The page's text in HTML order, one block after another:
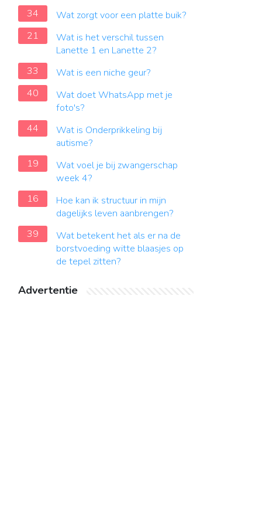
34
Wat zorgt voor een platte buik?
21
Wat is het verschil tussen
Lanette 1 en Lanette 2?
33
Wat is een niche geur?
40
Wat doet WhatsApp met je
foto's?
44
Wat is Onderprikkeling bij
autisme?
19
Wat voel je bij zwangerschap
week 4?
16
Hoe kan ik structuur in mijn
dagelijks leven aanbrengen?
39
Wat betekent het als er na de
borstvoeding witte blaasjes op
de tepel zitten?
Advertentie